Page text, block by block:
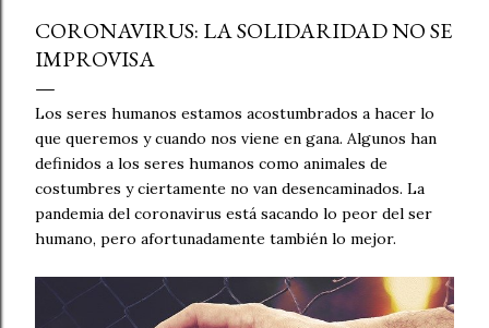
CORONAVIRUS: LA SOLIDARIDAD NO SE
IMPROVISA
Los seres humanos estamos acostumbrados a hacer lo
que queremos y cuando nos viene en gana. Algunos han
definidos a los seres humanos como animales de
costumbres y ciertamente no van desencaminados. La
pandemia del coronavirus está sacando lo peor del ser
humano, pero afortunadamente también lo mejor.